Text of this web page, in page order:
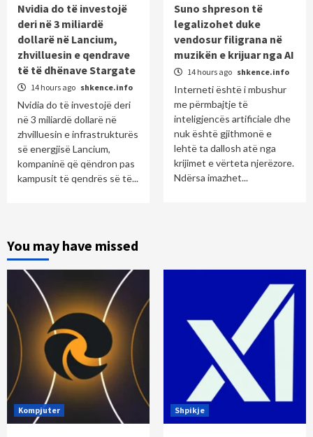
Nvidia do të investojë
deri në 3 miliardë
dollarë në Lancium,
zhvilluesin e qendrave
të të dhënave Stargate
14 hours ago shkence.info
Nvidia do të investojë deri
në 3 miliardë dollarë në
zhvilluesin e infrastrukturës
së energjisë Lancium,
kompaninë që qëndron pas
kampusit të qendrës së të...
Suno shpreson të
legalizohet duke
vendosur filigrana në
muzikën e krijuar nga AI
14 hours ago shkence.info
Interneti është i mbushur
me përmbajtje të
inteligjencës artificiale dhe
nuk është gjithmonë e
lehtë ta dallosh atë nga
krijimet e vërteta njerëzore.
Ndërsa imazhet...
You may have missed
Kompjuter Shpikje